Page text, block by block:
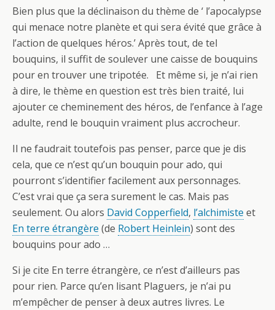
Bien plus que la déclinaison du thème de ‘ l’apocalypse
qui menace notre planète et qui sera évité que grâce à
l’action de quelques héros.’ Après tout, de tel
bouquins, il suffit de soulever une caisse de bouquins
pour en trouver une tripotée. Et même si, je n’ai rien
à dire, le thème en question est très bien traité, lui
ajouter ce cheminement des héros, de l’enfance à l’age
adulte, rend le bouquin vraiment plus accrocheur.
Il ne faudrait toutefois pas penser, parce que je dis
cela, que ce n’est qu’un bouquin pour ado, qui
pourront s’identifier facilement aux personnages.
C’est vrai que ça sera surement le cas. Mais pas
seulement. Ou alors David Copperfield, l’alchimiste et
En terre étrangère (de Robert Heinlein) sont des
bouquins pour ado …
Si je cite En terre étrangère, ce n’est d’ailleurs pas
pour rien. Parce qu’en lisant Plaguers, je n’ai pu
m’empêcher de penser à deux autres livres. Le